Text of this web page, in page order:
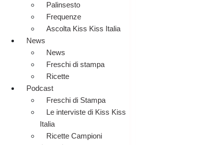
Palinsesto
Frequenze
Ascolta Kiss Kiss Italia
News
News
Freschi di stampa
Ricette
Podcast
Freschi di Stampa
Le interviste di Kiss Kiss
Italia
Ricette Campioni